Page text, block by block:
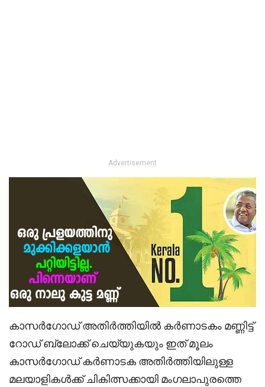
Advertisement
കാസർഗോഡ് അതിർത്തിയിൽ കർണാടകം മണ്ണിട്ട്
റോഡ് ബ്ലോക്ക് ചെയ്യുകയും ഇത് മൂലം
കാസർഗോഡ് കർണാടക അതിർത്തിയിലുള്ള
മലയാളികൾക്ക് ചികിത്സക്കായി മംഗലാപുരത്തെ